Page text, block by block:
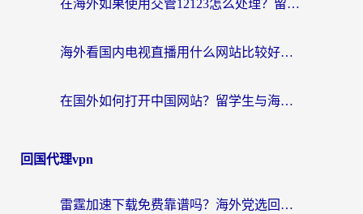
在海外如果使用交管12123怎么处理？留学生亲测有效的回国加速方案
海外看国内电视直播用什么网站比较好？一篇解决你所有追剧难题的实用指南
在国外如何打开中国网站？留学生与海外华人的无缝访问指南
回国代理vpn
雷霆加速下载免费靠谱吗？海外党选回国加速器的避坑指南（附热门工具对比）